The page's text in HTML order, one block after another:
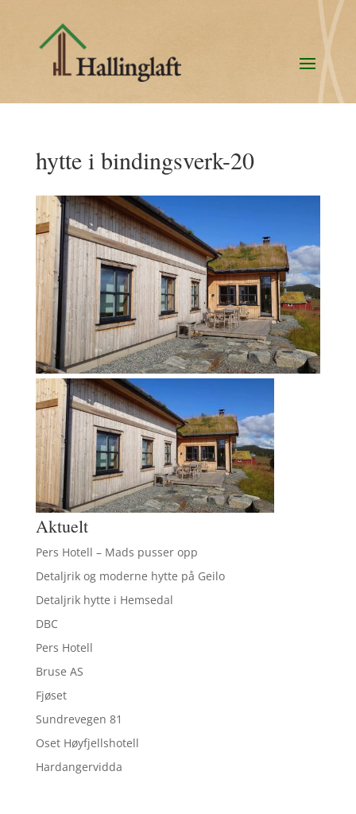
hytte i bindingsverk-20
Aktuelt
Pers Hotell – Mads pusser opp
Detaljrik og moderne hytte på Geilo
Detaljrik hytte i Hemsedal
DBC
Pers Hotell
Bruse AS
Fjøset
Sundrevegen 81
Oset Høyfjellshotell
Hardangervidda